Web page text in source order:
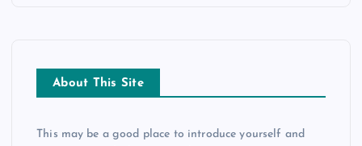
r
About This Site
This may be a good place to introduce yourself and